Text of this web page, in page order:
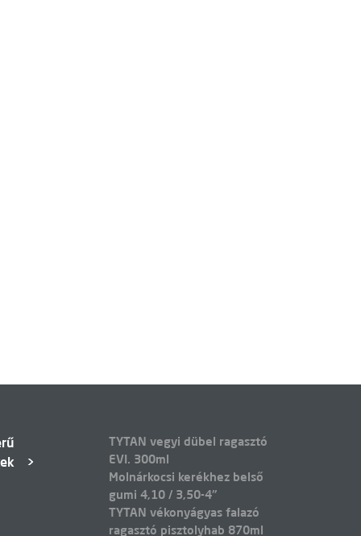
TYTAN vegyi dübel ragasztó
EVI. 300ml
Molnárkocsi kerékhez belső
gumi 4,10 / 3,50-4"
TYTAN vékonyágyas falazó
ragasztó pisztolyhab 870ml